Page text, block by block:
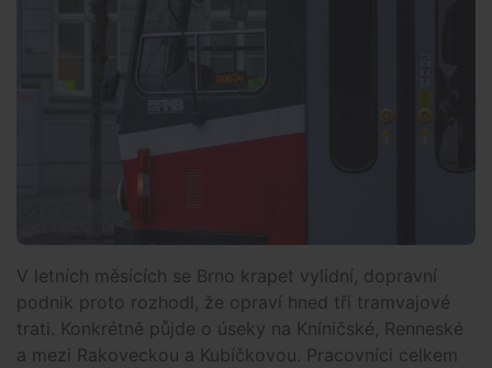
V letních měsících se Brno krapet vylidní, dopravní
podnik proto rozhodl, že opraví hned tři tramvajové
trati. Konkrétně půjde o úseky na Kníničské, Renneské
a mezi Rakoveckou a Kubíčkovou. Pracovníci celkem